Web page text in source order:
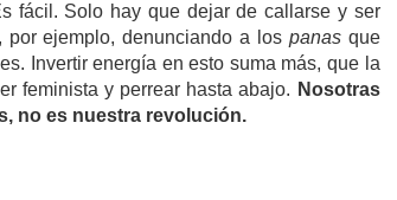
fácil. Solo hay que dejar de callarse y ser
por ejemplo, denunciando a los panasque
Invertir energía en esto suma más, que la
feminista y perrear hasta abajo. Nosotras
no es nuestra revolución.